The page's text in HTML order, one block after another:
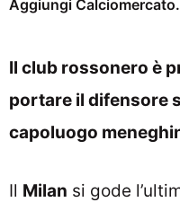
Aggiungi
Il club rossonero è
portare il difensore
capoluogo
Il Milan si gode